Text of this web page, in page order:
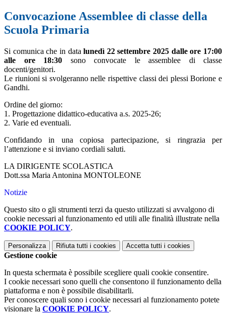
Convocazione Assemblee di classe della
Scuola Primaria
Si comunica che in datalunedì 22 settembre 2025 dalle ore 17:00
alle ore 18:30 sono convocate le assemblee di classe
docenti/genitori.
Le riunioni si svolgeranno nelle rispettive classi dei plessi Borione e
Gandhi.
Ordine del giorno:
1. Progettazione didattico-educativa a.s. 2025-26;
2. Varie ed eventuali.
Confidando in una copiosa partecipazione, si ringrazia per
l’attenzione e si inviano cordiali saluti.
LA DIRIGENTE SCOLASTICA
Dott.ssa Maria Antonina MONTOLEONE
Notizie
Questo sito o gli strumenti terzi da questo utilizzati si avvalgono di
cookie necessari al funzionamento ed utili alle finalità illustrate nella
COOKIE POLICY.
Personalizza Rifiuta tutti i cookies Accetta tutti i cookies
Gestione cookie
In questa schermata è possibile scegliere quali cookie consentire.
I cookie necessari sono quelli che consentono il funzionamento della
piattaforma e non è possibile disabilitarli.
Per conoscere quali sono i cookie necessari al funzionamento potete
visionare la COOKIE POLICY.